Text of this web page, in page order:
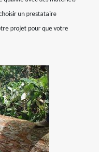
un prestataire
projet pour que votre